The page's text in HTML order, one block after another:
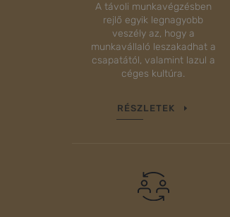
A távoli munkavégzésben
rejlő egyik legnagyobb
veszély az, hogy a
munkavállaló leszakadhat a
csapatától, valamint lazul a
céges kultúra.
RÉSZLETEK